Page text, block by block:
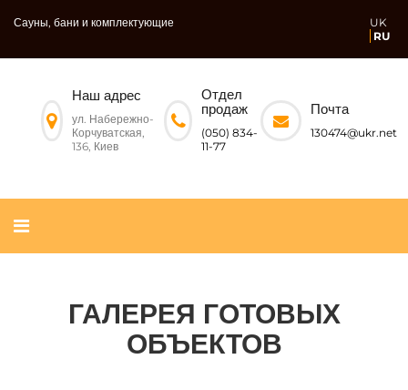
Сауны, бани и комплектующие
UK
RU
Наш адрес
ул. Набережно-
Корчуватская,
136, Киев
Отдел
продаж
(050) 834-
11-77
Почта
130474@ukr.net
ГАЛЕРЕЯ ГОТОВЫХ
ОБЪЕКТОВ